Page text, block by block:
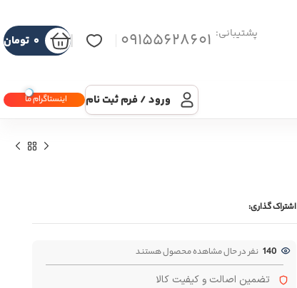
پشتیبانی: 09155628601 ۰ تومان
ورود / فرم ثبت نام اینستاگرام ما
اشتراک گذاری:
140 نفر در حال مشاهده محصول هستند
تضمین اصالت و کیفیت کالا